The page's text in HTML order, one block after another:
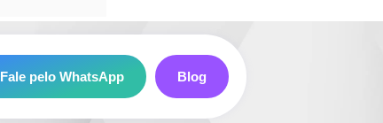
Fale pelo WhatsApp Blog